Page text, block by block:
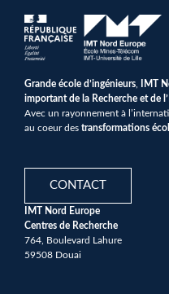
Grande école d’ingénieurs IMT
important de la Recherche et de
Avec un rayonnement à
au coeur des transformations
CONTACT
IMT Nord Europe
Centres de Recherche
764, Boulevard Lahure
59508 Douai